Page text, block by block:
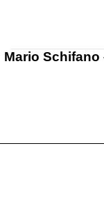
Mario Schifano